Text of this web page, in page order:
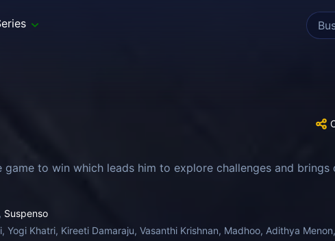
to win which leads him to explore challenges and brings
, Suspenso
Yogi Khatri, Kireeti Damaraju, Vasanthi Krishnan, Madhoo, Adithya